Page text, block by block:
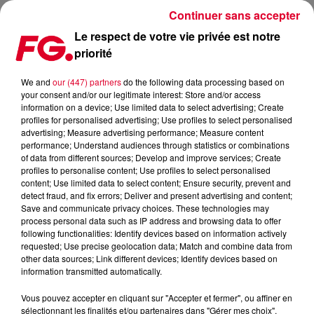
ACT RIGHT, POUR QUE LA FÊTE SOIT PLUS SÛRE
Publié : 6 janvier 2022 à 13h06 par Christophe HUBERT
Crédit :Screen site officiel
Le respect de votre vie privée est notre
priorité
We and our (447) partnersdo the following data processing based on
your consent and/or our legitimate interest: Store and/or access
information on a device; Use limited data to select advertising; Create
profiles for personalised advertising; Use profiles to select personalised
advertising; Measure advertising performance; Measure content
performance; Understand audiences through statistics or combinations
of data from different sources; Develop and improve services; Create
profiles to personalise content; Use profiles to select personalised
content; Use limited data to select content; Ensure security, prevent and
detect fraud, and fix errors; Deliver and present advertising and content;
Save and communicate privacy choices. These technologies may
process personal data such as IP address and browsing data to offer
following functionalities: Identify devices based on information actively
requested; Use precise geolocation data; Match and combine data from
other data sources; Link different devices; Identify devices based on
information transmitted automatically.
Vous pouvez accepter en cliquant sur "Accepter et fermer", ou affiner en
sélectionnant les finalités et/ou partenaires dans "Gérer mes choix".
Continuer sans accepter